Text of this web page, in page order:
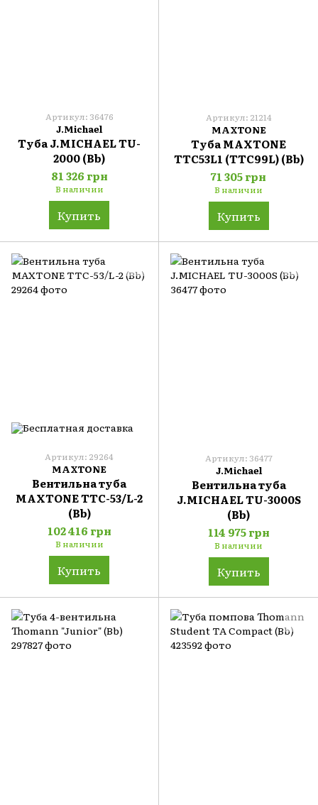
Артикул: 36476
J.Michael
Туба J.MICHAEL TU-
2000 (Bb)
81 326 грн
В наличии
Купить
Артикул: 21214
MAXTONE
Туба MAXTONE
TTC53L1 (TTC99L) (Bb)
71 305 грн
В наличии
Купить
Артикул: 29264
MAXTONE
Вентильна туба
MAXTONE TTC-53/L-2
(Bb)
102 416 грн
В наличии
Купить
Артикул: 36477
J.Michael
Вентильна туба
J.MICHAEL TU-3000S
(Bb)
114 975 грн
В наличии
Купить